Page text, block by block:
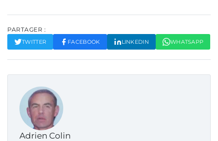
PARTAGER :
TWITTER FACEBOOK LINKEDIN WHATSAPP
Adrien Colin